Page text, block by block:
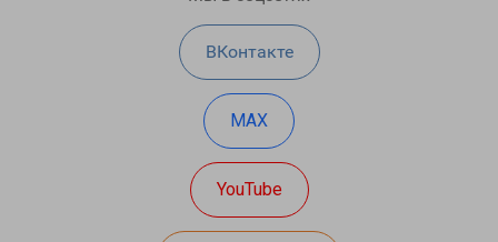
ВКонтакте
MAX
YouTube